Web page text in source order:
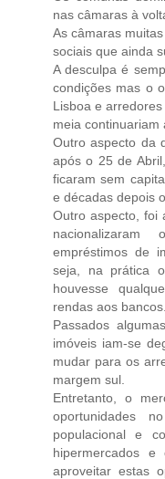
nas câmaras à
As câmaras
sociais que ainda
A desculpa é
condições mas o
Lisboa e
meia continuariam
Outro aspecto da
após o 25 de
ficaram sem
e décadas depois
Outro aspecto, foi
empréstimos de
seja, na prática
houvesse
rendas aos bancos.
Passados
imóveis iam-se
mudar para os
margem sul.
Entretanto, o
oportunidades
populacional e
hipermercados e
aproveitar estas